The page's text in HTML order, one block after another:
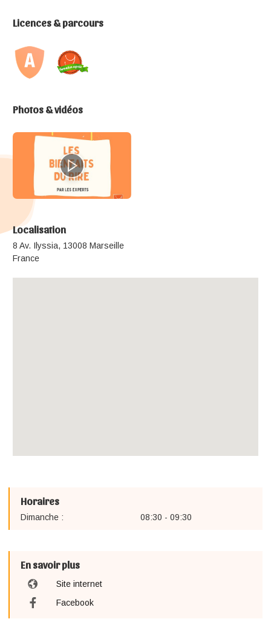
Licences & parcours
Photos & vidéos
Localisation
8 Av. Ilyssia, 13008 Marseille
France
Horaires
Dimanche : 08:30 - 09:30
En savoir plus
Site internet
Facebook